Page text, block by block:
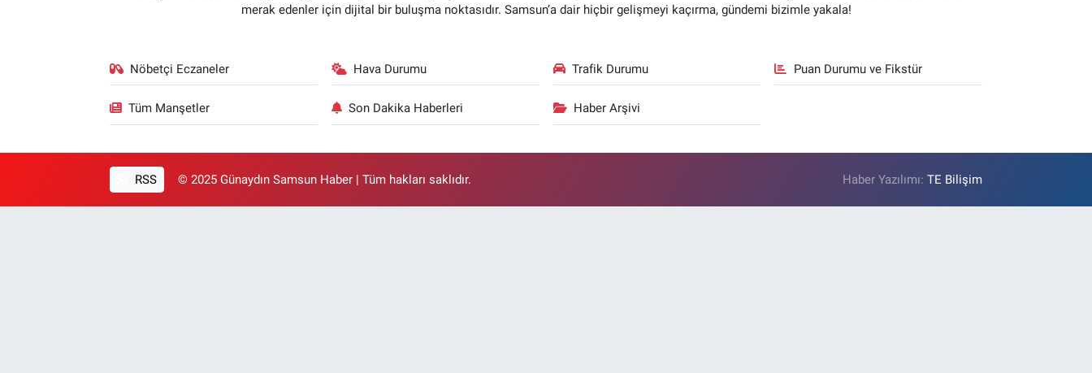
merak edenler için dijital bir buluşma noktasıdır. Samsun’a dair hiçbir gelişmeyi kaçırma, gündemi bizimle yakala!
Nöbetçi Eczaneler Hava Durumu Trafik Durumu Puan Durumu ve Fikstür
Tüm Manşetler Son Dakika Haberleri Haber Arşivi
RSS © 2025 Günaydın Samsun Haber | Tüm hakları saklıdır. Haber Yazılımı:TE Bilişim